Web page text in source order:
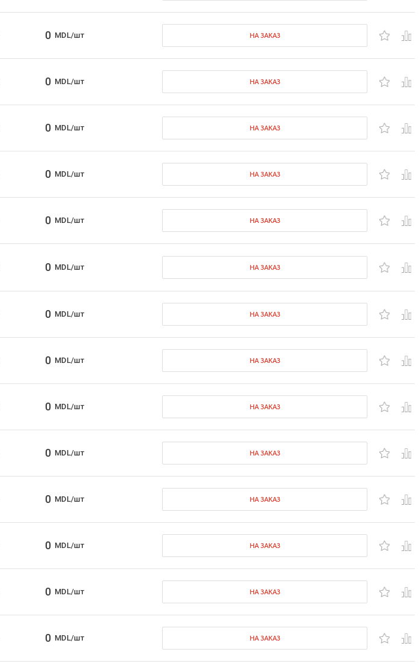
0 MDL/шт НА ЗАКАЗ
0 MDL/шт НА ЗАКАЗ
0 MDL/шт НА ЗАКАЗ
0 MDL/шт НА ЗАКАЗ
0 MDL/шт НА ЗАКАЗ
0 MDL/шт НА ЗАКАЗ
0 MDL/шт НА ЗАКАЗ
0 MDL/шт НА ЗАКАЗ
0 MDL/шт НА ЗАКАЗ
0 MDL/шт НА ЗАКАЗ
0 MDL/шт НА ЗАКАЗ
0 MDL/шт НА ЗАКАЗ
0 MDL/шт НА ЗАКАЗ
0 MDL/шт НА ЗАКАЗ